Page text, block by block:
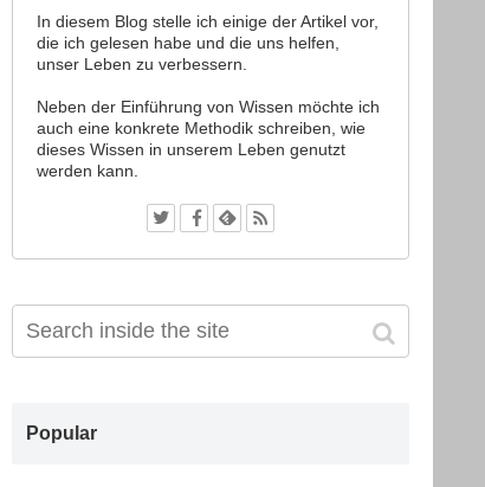
In diesem Blog stelle ich einige der Artikel vor,
die ich gelesen habe und die uns helfen,
unser Leben zu verbessern.
Neben der Einführung von Wissen möchte ich
auch eine konkrete Methodik schreiben, wie
dieses Wissen in unserem Leben genutzt
werden kann.
Popular